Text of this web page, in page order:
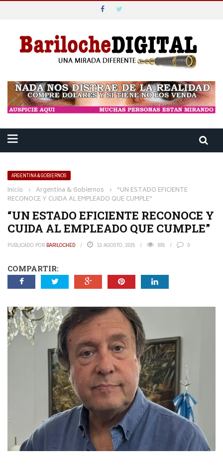
ARGENTINA & GOBIERNOS
Inicio › Argentina & Gobiernos › “UN ESTADO EFICIENTE
RECONOCE Y CUIDA AL EMPLEADO QUE CUMPLE”
“UN ESTADO EFICIENTE RECONOCE Y
CUIDA AL EMPLEADO QUE CUMPLE”
PUBLICADO POR BARILOCHED 13 AGOSTO, 2025 895 0
COMPARTIR: